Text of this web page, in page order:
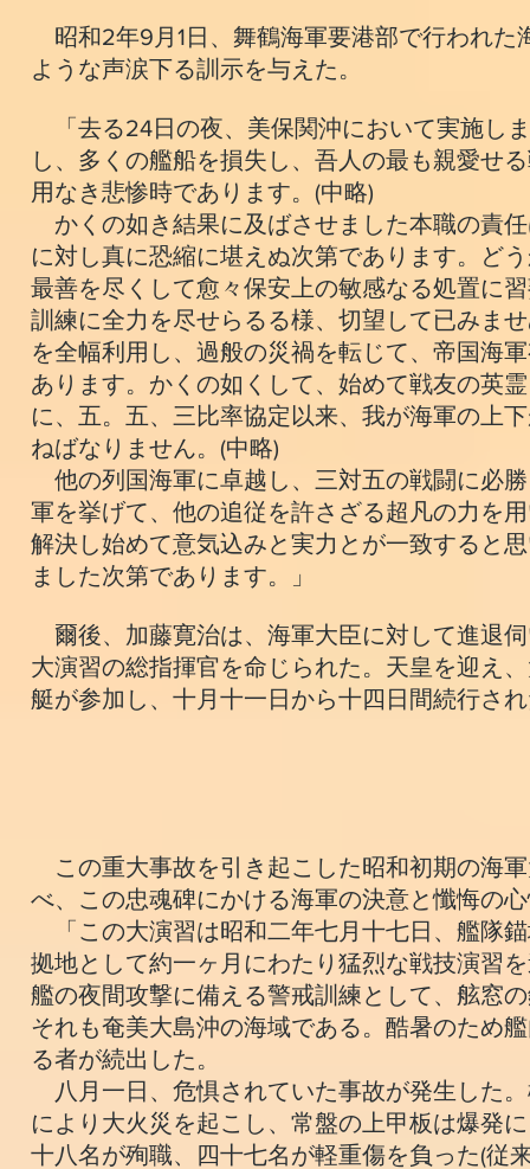
昭和2年9月1日、舞鶴海軍要港部で行われた
ような声涙下る訓示を与えた。
「去る24日の夜、美保関沖において実施し
し、多くの艦船を損失し、吾人の最も親愛せ
用なき悲惨時であります。(中略)
かくの如き結果に及ばさせました本職の責
に対し真に恐縮に堪えぬ次第であります。ど
最善を尽くして愈々保安上の敏感なる処置に
訓練に全力を尽せらるる様、切望して已みま
を全幅利用し、過般の災禍を転じて、帝国海
あります。かくの如くして、始めて戦友の英
に、五。五、三比率協定以来、我が海軍の上
ねばなりません。(中略)
他の列国海軍に卓越し、三対五の戦闘に必
軍を挙げて、他の追従を許さざる超凡の力を
解決し始めて意気込みと実力とが一致すると
ました次第であります。」
爾後、加藤寛治は、海軍大臣に対して進退
大演習の総指揮官を命じられた。天皇を迎え
艇が参加し、十月十一日から十四日間続行さ
この重大事故を引き起こした昭和初期の海
べ、この忠魂碑にかける海軍の決意と懺悔の
「この大演習は昭和二年七月十七日、艦隊
拠地として約一ヶ月にわたり猛烈な戦技演習
艦の夜間攻撃に備える警戒訓練として、舷窓
それも奄美大島沖の海域である。酷暑のため
る者が続出した。
八月一日、危惧されていた事故が発生した
により大火災を起こし、常盤の上甲板は爆発
十八名が殉職、四十七名が軽重傷を負った(従